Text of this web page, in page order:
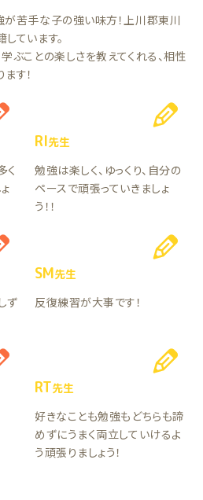
が苦手な子の強い味方！上川郡東川
ています。
ぶことの楽しさを教えてくれる、相性
す！
く
RI先生
勉強は楽しく、ゆっくり、自分の
ペースで頑張っていきましょ
う！！
ず
SM先生
反復練習が大事です！
RT先生
好きなことも勉強もどちらも諦
めずにうまく両立していけるよ
う頑張りましょう！